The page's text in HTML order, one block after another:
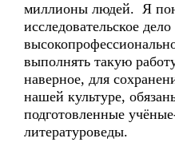
миллионы людей. Я
исследовательское
выполнять такую
наверное, для
нашей культуре,
подготовленные
литературоведы.